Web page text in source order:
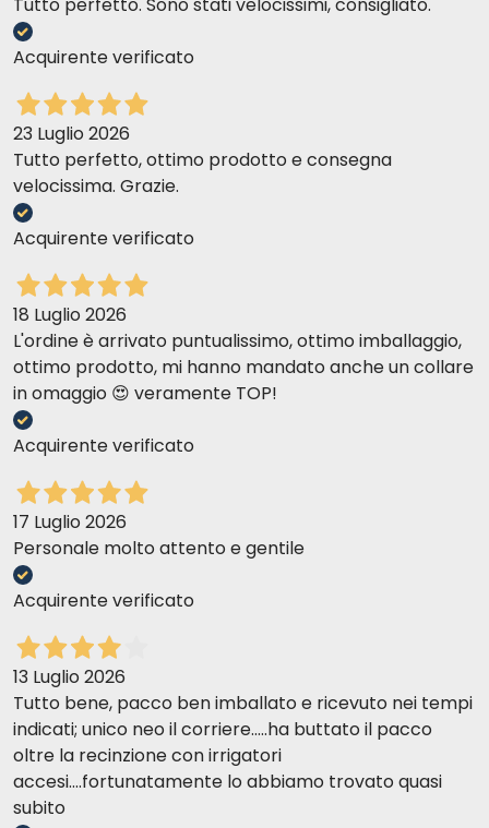
Acquirente verificato
23 Luglio 2026
Tutto perfetto, ottimo prodotto e consegna
velocissima. Grazie.
Acquirente verificato
18 Luglio 2026
L'ordine è arrivato puntualissimo, ottimo imballaggio,
ottimo prodotto, mi hanno mandato anche un collare
in omaggio 😍 veramente TOP!
Acquirente verificato
17 Luglio 2026
Personale molto attento e gentile
Acquirente verificato
13 Luglio 2026
Tutto bene, pacco ben imballato e ricevuto nei tempi
indicati; unico neo il corriere.....ha buttato il pacco
oltre la recinzione con irrigatori
accesi....fortunatamente lo abbiamo trovato quasi
subito